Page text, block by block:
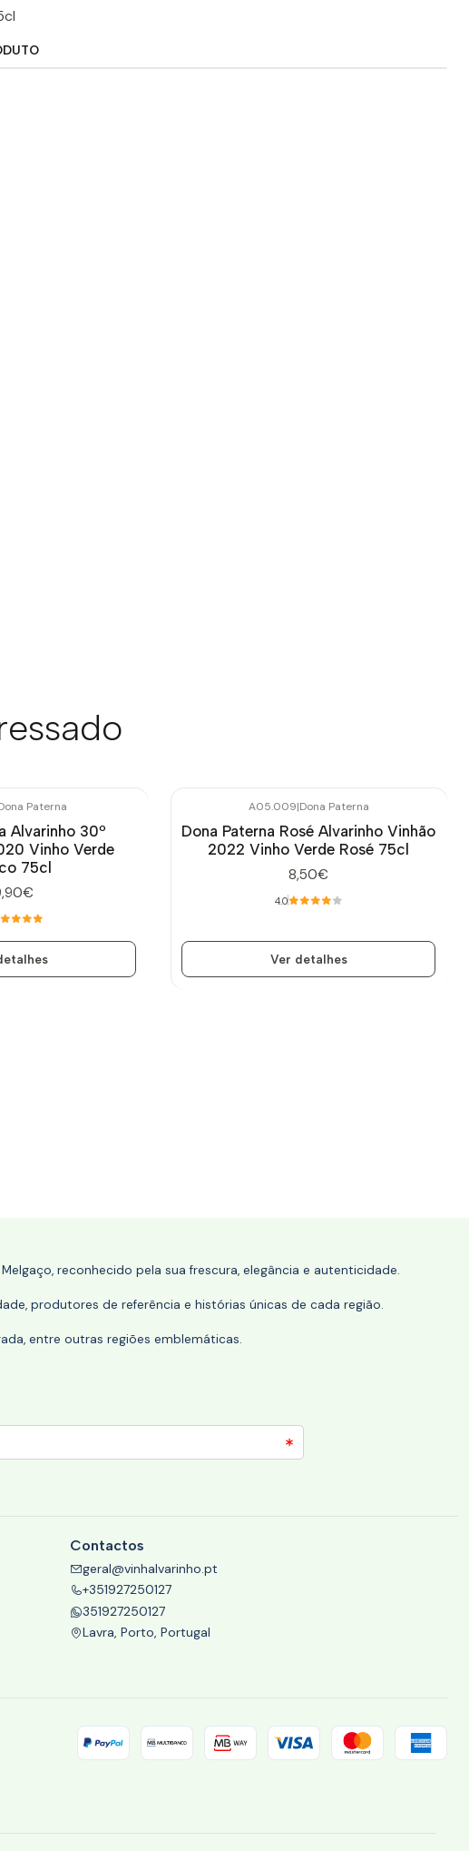
Paterna
Alvarinho 30º
Vinho Verde
75cl
A05.009|Dona Paterna
Dona Paterna Rosé Alvarinho Vinhão
2022 Vinho Verde Rosé 75cl
8,50€
4.0
Ver detalhes
reconhecido pela sua frescura, elegância e autenticidade.
produtores de referência e histórias únicas de cada região.
entre outras regiões emblemáticas.
Contactos
geral@vinhalvarinho.pt
+351927250127
351927250127
Lavra, Porto, Portugal